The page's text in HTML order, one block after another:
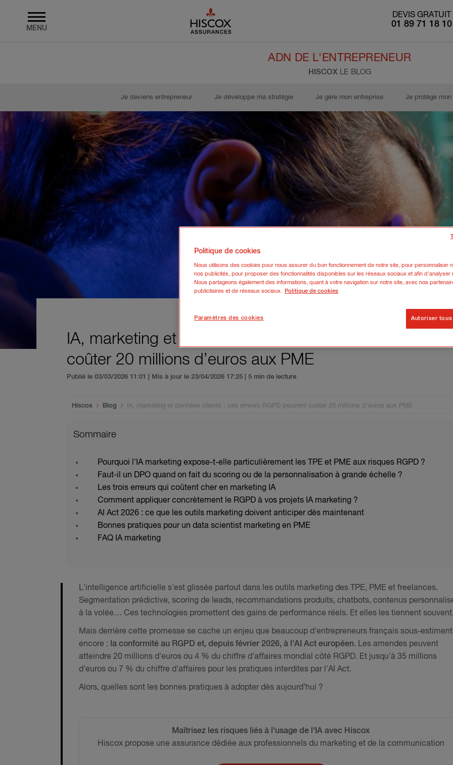
MENU
DEVIS GRATUIT
01 89 71 18 10
ADN DE L'ENTREPRENEUR
HISCOX LE BLOG
Je deviens entrepreneur Je développe ma stratégie Je gère mon entreprise Je protège
IA, marketing et données clients : ces erreurs RGPD
coûter 20 millions d’euros aux PME
Publié le 03/03/2026 11:01 | Mis à jour le 23/04/2026 17:25 | 5 min de lecture
You are here:
Hiscox Blog IA, marketing et données clients : ces erreurs RGPD peuvent coûter 20 millions d’euros aux PME
Sommaire
Pourquoi l'IA marketing expose-t-elle particulièrement les TPE et PME aux risques RGPD ?
Faut-il un DPO quand on fait du scoring ou de la personnalisation à grande échelle ?
Les trois erreurs qui coûtent cher en marketing IA
Comment appliquer concrètement le RGPD à vos projets IA marketing ?
AI Act 2026 : ce que les outils marketing doivent anticiper dès maintenant
Bonnes pratiques pour un data scientist marketing en PME
FAQ IA marketing
L'intelligence artificielle s'est glissée partout dans les outils marketing des TPE, PME et freelances.
Segmentation prédictive, scoring de leads, recommandations produits, chatbots, contenus
à la volée… Ces technologies promettent des gains de performance réels. Et elles les tiennent
Mais derrière cette promesse se cache un enjeu que beaucoup d'entrepreneurs français sous-estiment
encore : la conformité au RGPD et, depuis février 2026, à l'AI Act européen. Les amendes peuvent
atteindre 20 millions d'euros ou 4 % du chiffre d'affaires mondial côté RGPD. Et jusqu'à 35 millions
d'euros ou 7 % du chiffre d'affaires pour les pratiques interdites par l'AI Act.
Alors, quelles sont les bonnes pratiques à adopter dès aujourd’hui ?
Maîtrisez les risques liés à l'usage de l'IA avec Hiscox
Hiscox propose une assurance dédiée aux professionnels du marketing et de la communication
Politique de cookies
Nous utilisons des cookies pour nous assurer du bon fonctionnement de notre site, pour personnaliser
nos publicités, pour proposer des fonctionnalités disponibles sur les réseaux sociaux et afin d’analyser
Nous partageons également des informations, quant à votre navigation sur notre site, avec nos
publicitaires et de réseaux sociaux. Politique de cookies
Paramètres des cookies Autoriser